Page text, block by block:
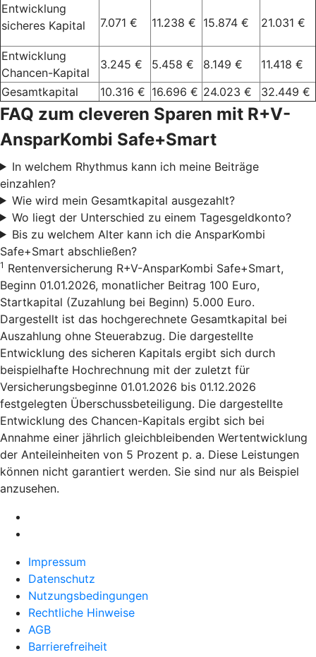
Entwicklung
sicheres Kapital
7.071 € 11.238 € 15.874 € 21.031 €
Entwicklung
Chancen-Kapital
3.245 € 5.458 € 8.149 €
11.418 €
Gesamtkapital
10.316 € 16.696 € 24.023 € 32.449 €
FAQ zum cleveren Sparen mit R+V-
AnsparKombi Safe+Smart
In welchem Rhythmus kann ich meine Beiträge
einzahlen?
Wie wird mein Gesamtkapital ausgezahlt?
Wo liegt der Unterschied zu einem Tagesgeldkonto?
Bis zu welchem Alter kann ich die AnsparKombi
Safe+Smart abschließen?
1 Rentenversicherung R+V-AnsparKombi Safe+Smart,
Beginn 01.01.2026, monatlicher Beitrag 100 Euro,
Startkapital (Zuzahlung bei Beginn) 5.000 Euro.
Dargestellt ist das hochgerechnete Gesamtkapital bei
Auszahlung ohne Steuerabzug. Die dargestellte
Entwicklung des sicheren Kapitals ergibt sich durch
beispielhafte Hochrechnung mit der zuletzt für
Versicherungsbeginne 01.01.2026 bis 01.12.2026
festgelegten Überschussbeteiligung. Die dargestellte
Entwicklung des Chancen-Kapitals ergibt sich bei
Annahme einer jährlich gleichbleibenden Wertentwicklung
der Anteileinheiten von 5 Prozent p. a. Diese Leistungen
können nicht garantiert werden. Sie sind nur als Beispiel
anzusehen.
Impressum
Datenschutz
Nutzungsbedingungen
Rechtliche Hinweise
AGB
Barrierefreiheit